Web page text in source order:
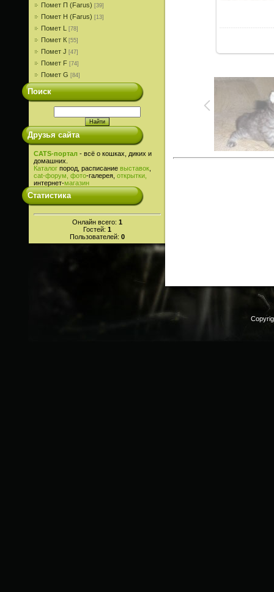
Помет П (Farus) [39]
Помет Н (Farus) [13]
Помет L [78]
Помет К [55]
Помет J [47]
Помет F [74]
Помет G [84]
Поиск
Друзья сайта
CATS-портал - всё о кошках, диких и
домашних.
Каталог пород, расписание выставок
cat-форум, фото-галерея, открытки,
интернет-магазин
Статистика
Онлайн всего: 1
Гостей: 1
Пользователей: 0